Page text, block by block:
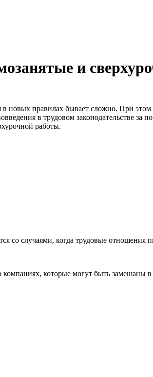
и
новых правилах бывает сложно. При
в трудовом законодательстве за
работы.
со случаями, когда трудовые
которые могут быть замешаны